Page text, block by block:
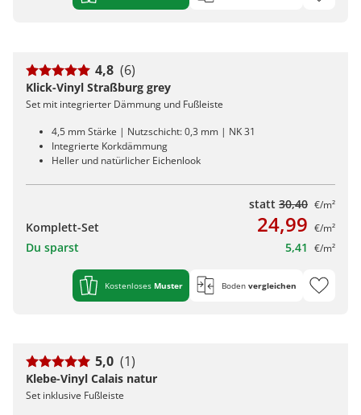
4,8 (6)
Klick-Vinyl Straßburg grey
Set mit integrierter Dämmung und Fußleiste
4,5 mm Stärke | Nutzschicht: 0,3 mm | NK 31
Integrierte Korkdämmung
Heller und natürlicher Eichenlook
statt 30,40 €/m²
Komplett-Set 24,99 €/m²
Du sparst 5,41 €/m²
Kostenloses Muster Boden vergleichen
5,0 (1)
Klebe-Vinyl Calais natur
Set inklusive Fußleiste